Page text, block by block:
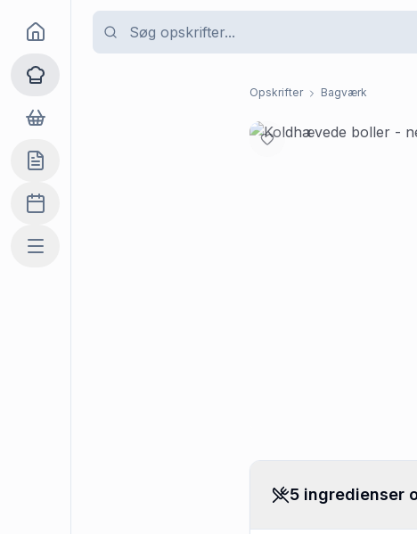
Goma
Opskrifter
Dagligvarer
Indkøbslisten
Madplan
Mere
Opskrifter Bagværk
5 ingredienser